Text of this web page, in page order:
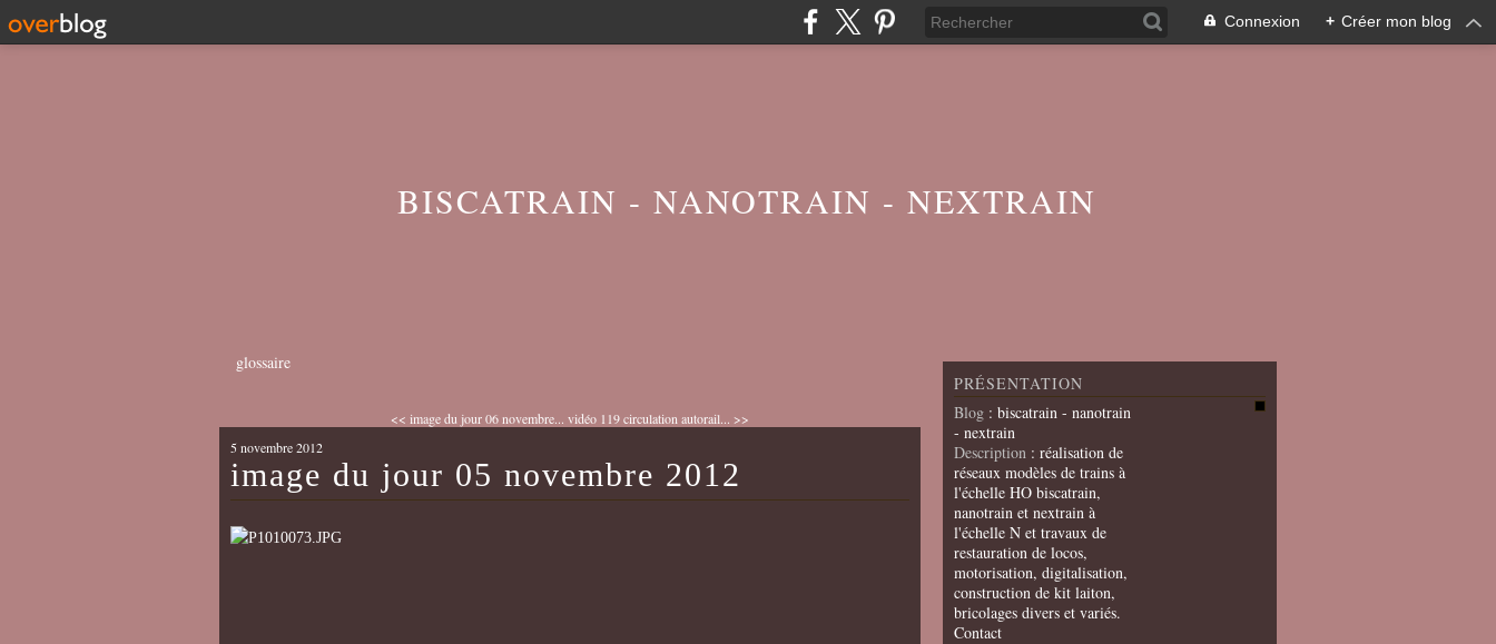
Connexion + Créer mon blog
BISCATRAIN - NANOTRAIN - NEXTRAIN
glossaire
<< image du jour 06 novembre... vidéo 119 circulation autorail... >>
5 novembre 2012
image du jour 05 novembre 2012
PRÉSENTATION
Blog : biscatrain - nanotrain
- nextrain
Description : réalisation de
réseaux modèles de trains à
l'échelle HO biscatrain,
nanotrain et nextrain à
l'échelle N et travaux de
restauration de locos,
motorisation, digitalisation,
construction de kit laiton,
bricolages divers et variés.
Contact